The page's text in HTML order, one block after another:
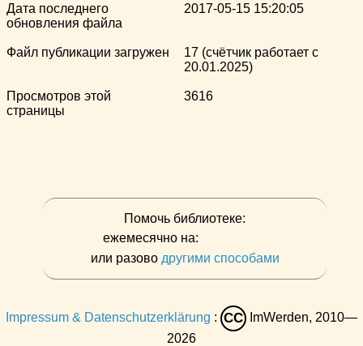
Дата последнего
обновления файла
2017-05-15 15:20:05
Файл публикации загружен
17 (счётчик работает с
20.01.2025)
Просмотров этой
страницы
3616
Помочь библиотеке:
ежемесячно на:
или разово другими способами
Impressum & Datenschutzerklärung : CC
ImWerden, 2010—
2026